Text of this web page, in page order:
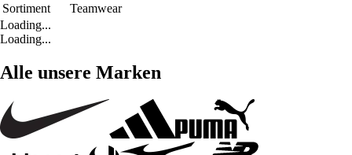
Sortiment
Teamwear
Loading...
Loading...
Alle unsere Marken